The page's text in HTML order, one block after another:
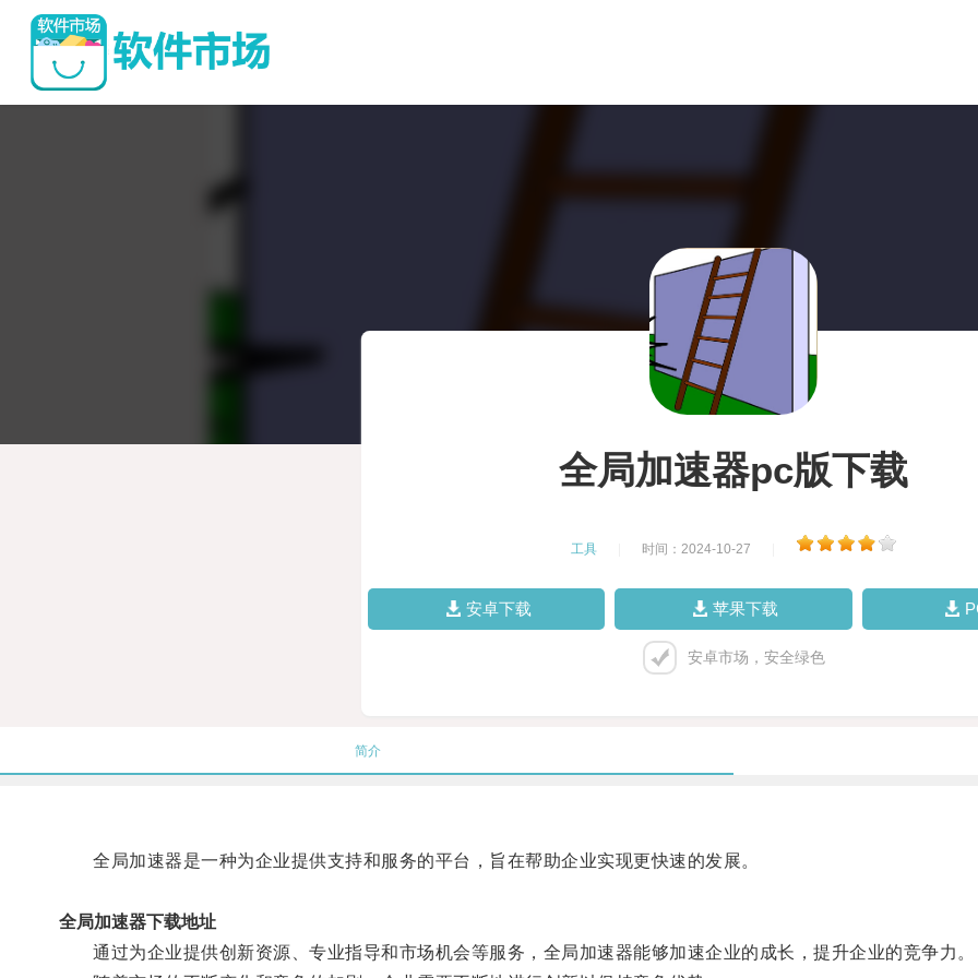
全局加速器pc版下载
工具 时间：2024-10-27
安卓下载 苹果下载
安卓市场，安全绿色
简介
全局加速器是一种为企业提供支持和服务的平台，旨在帮助企业实现更快速的发展。
全局加速器下载地址
通过为企业提供创新资源、专业指导和市场机会等服务，全局加速器能够加速企业的成长，提升企业的竞争力。